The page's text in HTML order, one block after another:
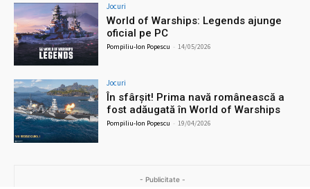
Jocuri
World of Warships: Legends ajunge
oficial pe PC
Pompiliu-Ion Popescu - 14/05/2026
Jocuri
În sfârșit! Prima navă românească a
fost adăugată în World of Warships
Pompiliu-Ion Popescu - 19/04/2026
- Publicitate -